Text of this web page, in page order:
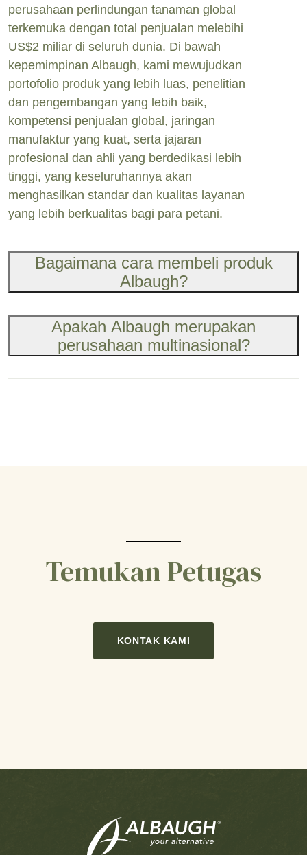
perusahaan perlindungan tanaman global
terkemuka dengan total penjualan melebihi
US$2 miliar di seluruh dunia. Di bawah
kepemimpinan Albaugh, kami mewujudkan
portofolio produk yang lebih luas, penelitian
dan pengembangan yang lebih baik,
kompetensi penjualan global, jaringan
manufaktur yang kuat, serta jajaran
profesional dan ahli yang berdedikasi lebih
tinggi, yang keseluruhannya akan
menghasilkan standar dan kualitas layanan
yang lebih berkualitas bagi para petani.
Bagaimana cara membeli produk
Albaugh?
Apakah Albaugh merupakan
perusahaan multinasional?
Temukan Petugas
KONTAK KAMI